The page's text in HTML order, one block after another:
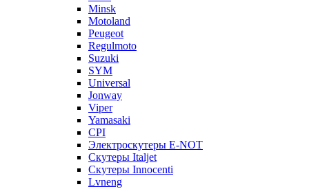
Minsk
Motoland
Peugeot
Regulmoto
Suzuki
SYM
Universal
Jonway
Viper
Yamasaki
CPI
Электроскутеры E-NOT
Скутеры Italjet
Скутеры Innocenti
Lvneng